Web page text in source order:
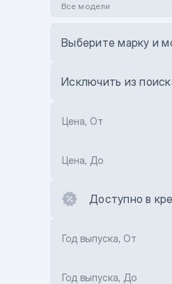
Все модели
Выберите марку и
Исключить из
Цена, От
Цена, До
Доступно в
Год выпуска, От
Год выпуска, До